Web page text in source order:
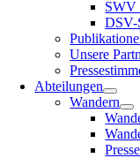
SWV
DSV-
Unsere
Abteilungen
Wandern